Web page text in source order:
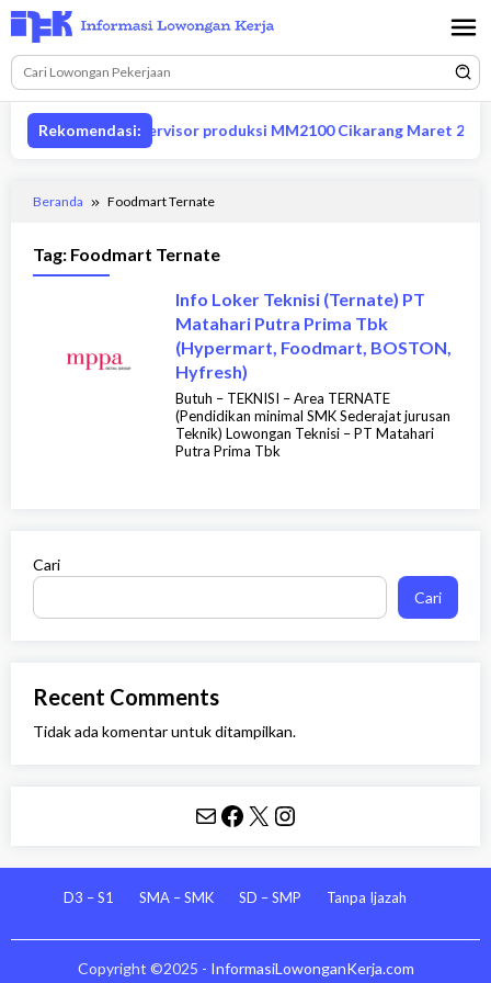
Loncat
ke
konten
Rekomendasi:
Lowongan supervisor produksi MM2100 Cikarang Maret 2026
Beranda Foodmart Ternate
Tag: Foodmart Ternate
Info Loker Teknisi (Ternate) PT
Matahari Putra Prima Tbk
(Hypermart, Foodmart, BOSTON,
Hyfresh)
Butuh – TEKNISI – Area TERNATE
(Pendidikan minimal SMK Sederajat jurusan
Teknik) Lowongan Teknisi – PT Matahari
Putra Prima Tbk
Cari
Cari
Recent Comments
Tidak ada komentar untuk ditampilkan.
Mail Facebook X Instagram
D3 – S1 SMA – SMK SD – SMP Tanpa Ijazah
Copyright ©2025 - InformasiLowonganKerja.com